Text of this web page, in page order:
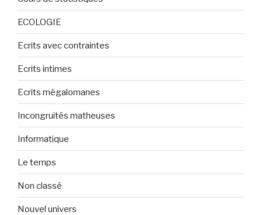
ECOLOGIE
Ecrits avec contraintes
Ecrits intimes
Ecrits mégalomanes
Incongruités matheuses
Informatique
Le temps
Non classé
Nouvel univers